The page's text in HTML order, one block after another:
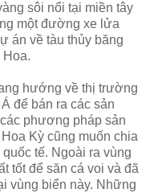
sôi nổi tại miền tây
một đường xe lửa
án về tàu thủy băng
hướng về thị trường
để bán ra các sản
phương pháp sản
Kỳ cũng muốn chia
tế. Ngoài ra vùng
tốt để săn cá voi và đã
vùng biển này. Những